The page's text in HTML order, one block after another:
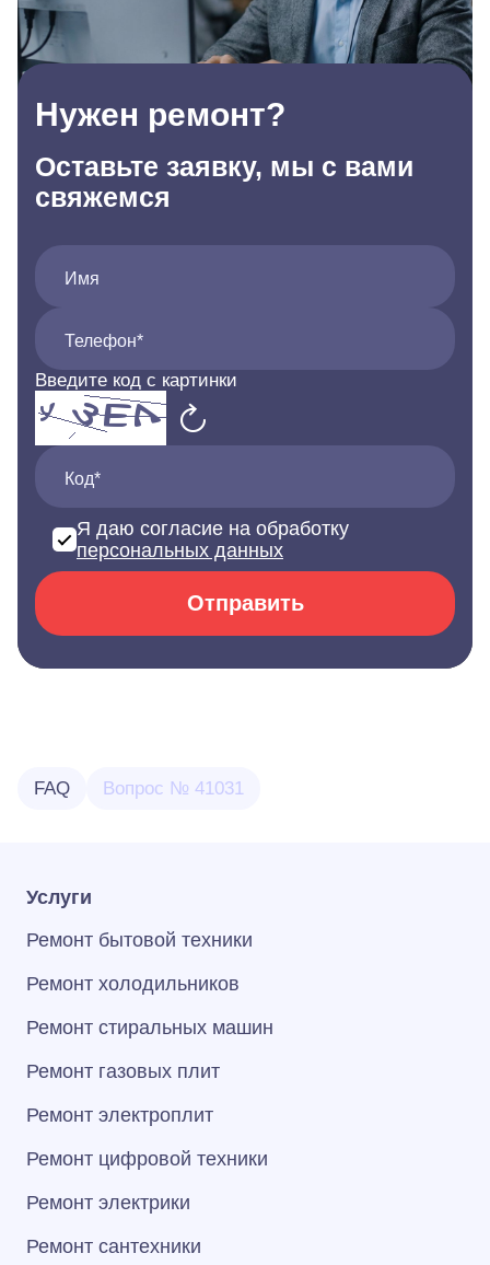
Нужен ремонт?
Оставьте заявку, мы с вами
свяжемся
Имя
Телефон*
Введите код с картинки
Код*
Я даю согласие на обработку
персональных данных
Отправить
FAQ Вопрос № 41031
Услуги
Ремонт бытовой техники
Ремонт холодильников
Ремонт стиральных машин
Ремонт газовых плит
Ремонт электроплит
Ремонт цифровой техники
Ремонт электрики
Ремонт сантехники